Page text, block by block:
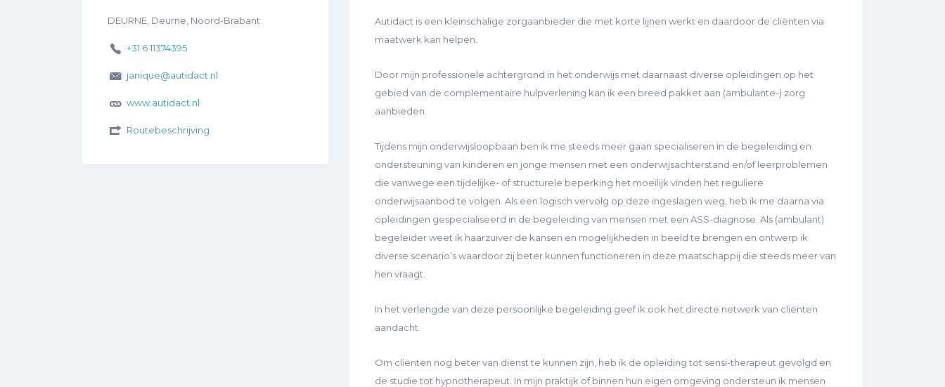
DEURNE, Deurne, Noord-Brabant
+31 6 11374395
janique@autidact.nl
www.autidact.nl
Routebeschrijving
Autidact is een kleinschalige zorgaanbieder die met korte lijnen werkt en daardoor de cliënten via
maatwerk kan helpen.
Door mijn professionele achtergrond in het onderwijs met daarnaast diverse opleidingen op het
gebied van de complementaire hulpverlening kan ik een breed pakket aan (ambulante-) zorg
aanbieden.
Tijdens mijn onderwijsloopbaan ben ik me steeds meer gaan specialiseren in de begeleiding en
ondersteuning van kinderen en jonge mensen met een onderwijsachterstand en/of leerproblemen
die vanwege een tijdelijke- of structurele beperking het moeilijk vinden het reguliere
onderwijsaanbod te volgen. Als een logisch vervolg op deze ingeslagen weg, heb ik me daarna via
opleidingen gespecialiseerd in de begeleiding van mensen met een ASS-diagnose. Als (ambulant)
begeleider weet ik haarzuiver de kansen en mogelijkheden in beeld te brengen en ontwerp ik
diverse scenario’s waardoor zij beter kunnen functioneren in deze maatschappij die steeds meer van
hen vraagt.
In het verlengde van deze persoonlijke begeleiding geef ik ook het directe netwerk van cliënten
aandacht.
Om cliënten nog beter van dienst te kunnen zijn, heb ik de opleiding tot sensi-therapeut gevolgd en
de studie tot hypnotherapeut. In mijn praktijk of binnen hun eigen omgeving ondersteun ik mensen